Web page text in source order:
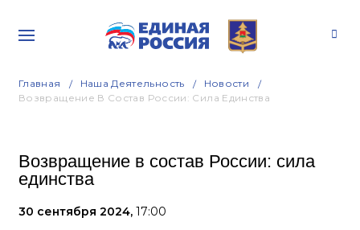
Главная Наша Деятельность
Новости
Возвращение В Состав России: Сила Единства
Возвращение в состав России: сила
единства
30 сентября 2024, 17:00